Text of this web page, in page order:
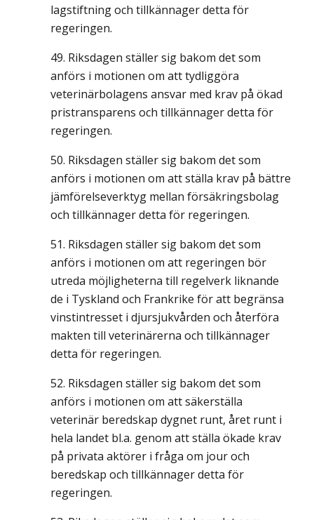
lagstiftning och tillkännager detta för
regeringen.
Riksdagen ställer sig bakom det som
anförs i motionen om att tydliggöra
veterinärbolagens ansvar med krav på ökad
pristransparens och tillkännager detta för
regeringen.
Riksdagen ställer sig bakom det som
anförs i motionen om att ställa krav på bättre
jämförelseverktyg mellan försäkringsbolag
och tillkännager detta för regeringen.
Riksdagen ställer sig bakom det som
anförs i motionen om att regeringen bör
utreda möjligheterna till regelverk liknande
de i Tyskland och Frankrike för att begränsa
vinstintresset i djursjukvården och återföra
makten till veterinärerna och tillkännager
detta för regeringen.
Riksdagen ställer sig bakom det som
anförs i motionen om att säkerställa
veterinär beredskap dygnet runt, året runt i
hela landet bl.a. genom att ställa ökade krav
på privata aktörer i fråga om jour och
beredskap och tillkännager detta för
regeringen.